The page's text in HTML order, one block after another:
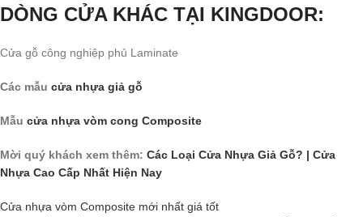
DÒNG CỬA KHÁC TẠI KINGDOOR:
Cửa gỗ công nghiệp phủ Laminate
Các mẫu cửa nhựa giả gỗ
Mẫu cửa nhựa vòm cong Composite
Mời quý khách xem thêm: Các Loại Cửa Nhựa Giả Gỗ? | Cửa
Nhựa Cao Cấp Nhất Hiện Nay
Cửa nhựa vòm Composite mới nhất giá tốt